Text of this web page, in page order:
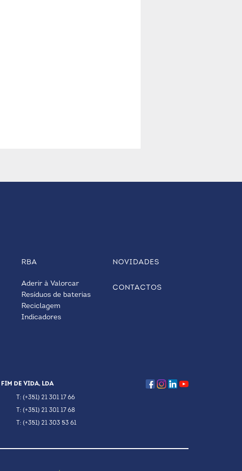
RBA
Aderir à Valorcar
Resíduos de baterias
Reciclagem
Indicadores
NOVIDADES
CONTACTOS
FIM DE VIDA, LDA
T: (+351) 21 301 17 66
T: (+351) 21 301 17 68
T: (+351) 21 303 53 61